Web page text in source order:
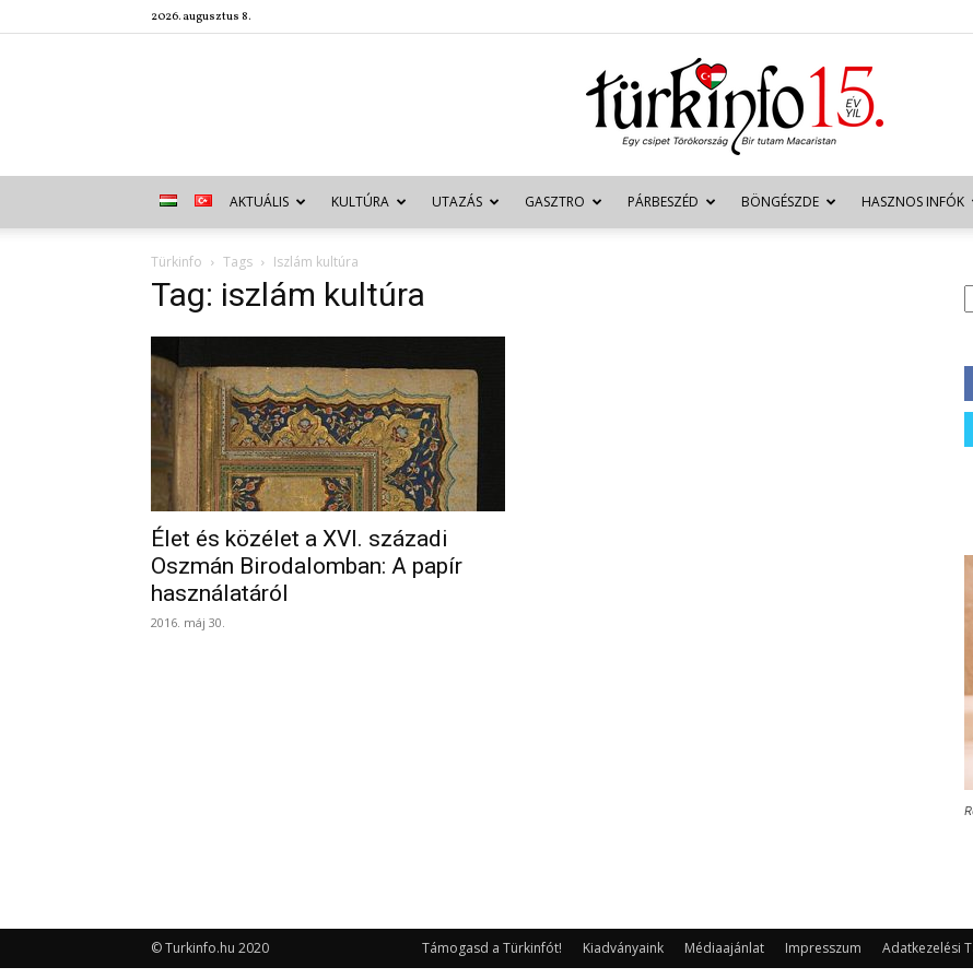
2026. augusztus 8.
Türkinfo
AKTUÁLIS KULTÚRA UTAZÁS GASZTRO PÁRBESZÉD BÖNGÉSZDE HASZNOS INFÓK
Türkinfo Tags Iszlám kultúra
Tag: iszlám kultúra
Élet és közélet a XVI. századi
Oszmán Birodalomban: A papír
használatáról
2016. máj 30.
Támogasd a Türkinfót! Kiadványaink Médiaajánlat Impresszum Adatkezelési
© Turkinfo.hu 2020